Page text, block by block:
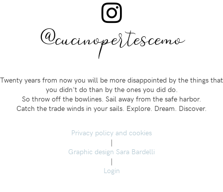
@cucinopertescemo
Twenty years from now you will be more disappointed by the things that
you didn't do than by the ones you did do.
So throw off the bowlines. Sail away from the safe harbor.
Catch the trade winds in your sails. Explore. Dream. Discover.
Privacy policy and cookies
|
Graphic design Sara Bardelli
|
Login